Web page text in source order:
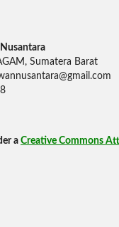
Sumatera Barat
a Creative Commons